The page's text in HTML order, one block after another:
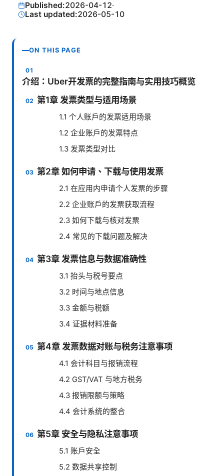
Published:2026-04-12·
Last updated:2026-05-10
ON THIS PAGE
介绍：Uber开发票的完整指南与实用技巧概览
第1章 发票类型与适用场景
1.1 个人账户的发票适用场景
1.2 企业账户的发票特点
1.3 发票类型对比
第2章 如何申请、下载与使用发票
2.1 在应用内申请个人发票的步骤
2.2 企业账户的发票获取流程
2.3 如何下载与核对发票
2.4 常见的下载问题及解决
第3章 发票信息与数据准确性
3.1 抬头与税号要点
3.2 时间与地点信息
3.3 金额与税额
3.4 证据材料准备
第4章 发票数据对账与税务注意事项
4.1 会计科目与报销流程
4.2 GST/VAT 与地方税务
4.3 报销限额与策略
4.4 会计系统的整合
第5章 安全与隐私注意事项
5.1 账户安全
5.2 数据共享控制